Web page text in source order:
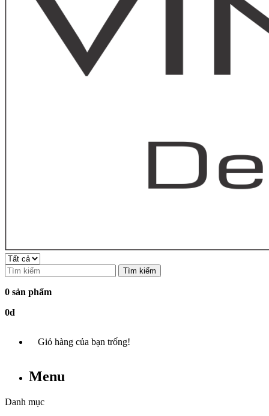
Tìm kiếm
0 sản phẩm
0đ
Giỏ hàng của bạn trống!
Menu
Danh mục